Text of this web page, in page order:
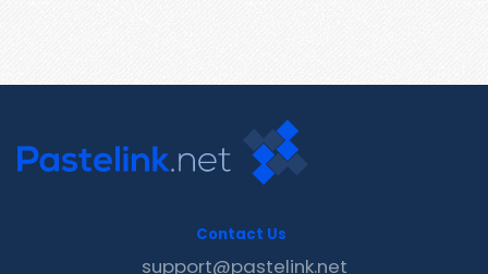
Contact Us
support@pastelink.net